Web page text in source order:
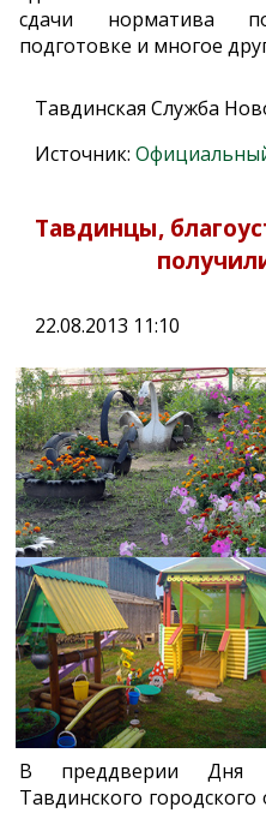
сдачи норматива по
подготовке и многое
Тавдинская Служба
Источник:
Тавдинцы,
22.08.2013 11:10
В преддверии Дня
Тавдинского